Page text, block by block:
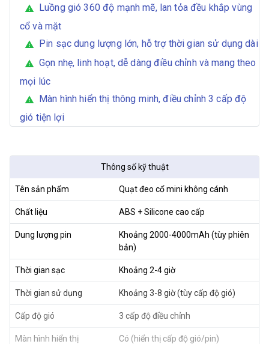
warning
Luồng gió 360 độ mạnh mẽ, lan tỏa đều khắp vùng
cổ và mặt
warning Pin sạc dung lượng lớn, hỗ trợ thời gian sử dụng dài
warning
Gọn nhẹ, linh hoạt, dễ dàng điều chỉnh và mang theo
mọi lúc
warning
Màn hình hiển thị thông minh, điều chỉnh 3 cấp độ
gió tiện lợi
Thông số kỹ thuật
Tên sản phẩm Quạt đeo cổ mini không cánh
Chất liệu ABS + Silicone cao cấp
Dung lượng pin
Khoảng 2000-4000mAh (tùy phiên
bản)
Thời gian sạc Khoảng 2-4 giờ
Thời gian sử dụng Khoảng 3-8 giờ (tùy cấp độ gió)
Cấp độ gió 3 cấp độ điều chỉnh
Màn hình hiển thị Có (hiển thị cấp độ gió/pin)